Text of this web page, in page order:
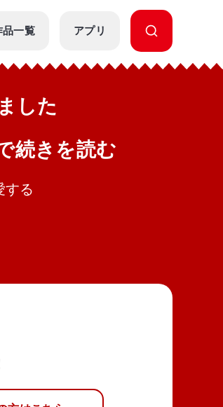
品一覧 アプリ
した
続きを読む
する